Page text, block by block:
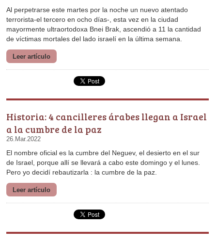
de víctimas mortales del lado israelí en la última semana.
Leer artículo
a la cumbre de la paz
26.Mar.2022
Pero yo decidí rebautizarla : la cumbre de la paz.
Leer artículo